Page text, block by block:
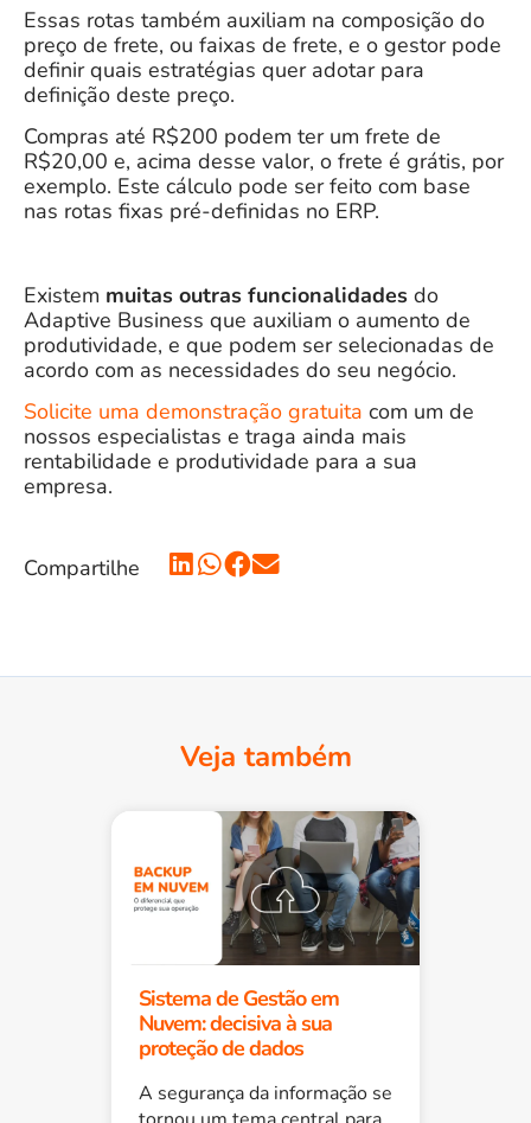
Essas rotas também auxiliam na composição do
preço de frete, ou faixas de frete, e o gestor pode
definir quais estratégias quer adotar para
definição deste preço.
Compras até R$200 podem ter um frete de
R$20,00 e, acima desse valor, o frete é grátis, por
exemplo. Este cálculo pode ser feito com base
nas rotas fixas pré-definidas no ERP.
Existem muitas outras funcionalidades do
Adaptive Business que auxiliam o aumento de
produtividade, e que podem ser selecionadas de
acordo com as necessidades do seu negócio.
Solicite uma demonstração gratuita com um de
nossos especialistas e traga ainda mais
rentabilidade e produtividade para a sua
empresa.
Compartilhe
Veja também
Sistema de Gestão em
Nuvem: decisiva à sua
proteção de dados
A segurança da informação se